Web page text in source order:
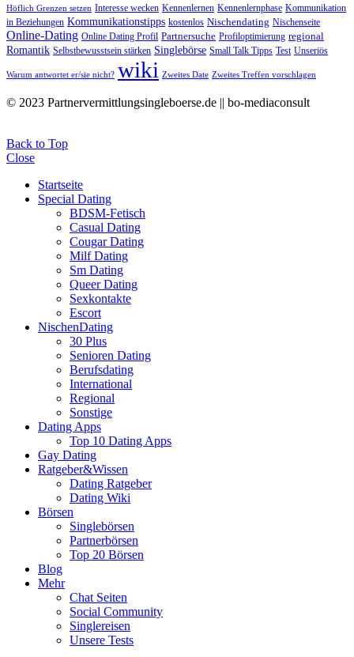
Höflich Grenzen setzen Interesse wecken Kennenlernen Kennenlernphase Kommunikation
in Beziehungen Kommunikationstipps kostenlos Nischendating Nischenseite
Online-Dating Online Dating Profil Partnersuche Profiloptimierung regional
Romantik Selbstbewusstsein stärken Singlebörse Small Talk Tipps Test Unseriös
Warum antwortet er/sie nicht? wiki Zweites Date Zweites Treffen vorschlagen
© 2023 Partnervermittlungsingleboerse.de || bo-mediaconsult
Back to Top
Close
Startseite
Special Dating
BDSM-Fetisch
Casual Dating
Cougar Dating
Milf Dating
Sm Dating
Queer Dating
Sexkontakte
Escort
NischenDating
30 Plus
Senioren Dating
Berufsdating
International
Regional
Sonstige
Dating Apps
Top 10 Dating Apps
Gay Dating
Ratgeber&Wissen
Dating Ratgeber
Dating Wiki
Börsen
Singlebörsen
Partnerbörsen
Top 20 Börsen
Blog
Mehr
Chat Seiten
Social Community
Singlereisen
Unsere Tests